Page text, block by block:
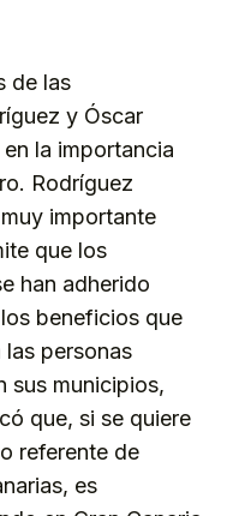
de las
y Óscar
la importancia
Rodríguez
importante
que los
han adherido
beneficios que
personas
sus municipios,
que, si se quiere
referente de
es